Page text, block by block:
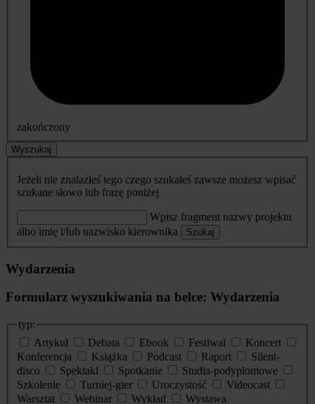
zakończony
Wyszukaj
Jeżeli nie znalazłeś tego czego szukałeś zawsze możesz wpisać
szukane słowo lub frazę poniżej
Wpisz fragment nazwy projektu
albo imię i/lub nazwisko kierownika
Szukaj
Wydarzenia
Formularz wyszukiwania na belce: Wydarzenia
typ:
Artykuł
Debata Ebook Festiwal
Koncert
Konferencja
Książka Podcast Raport
Silent-
disco
Spektakl Spotkanie
Studia-podyplomowe
Szkolenie
Turniej-gier Uroczystość
Videocast
Warsztat
Webinar Wykład
Wystawa